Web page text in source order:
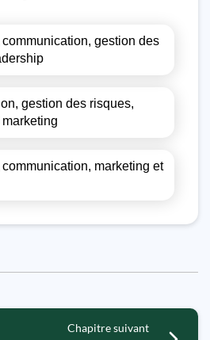
gestion des
gestion des risques,
marketing et
Chapitre suivant